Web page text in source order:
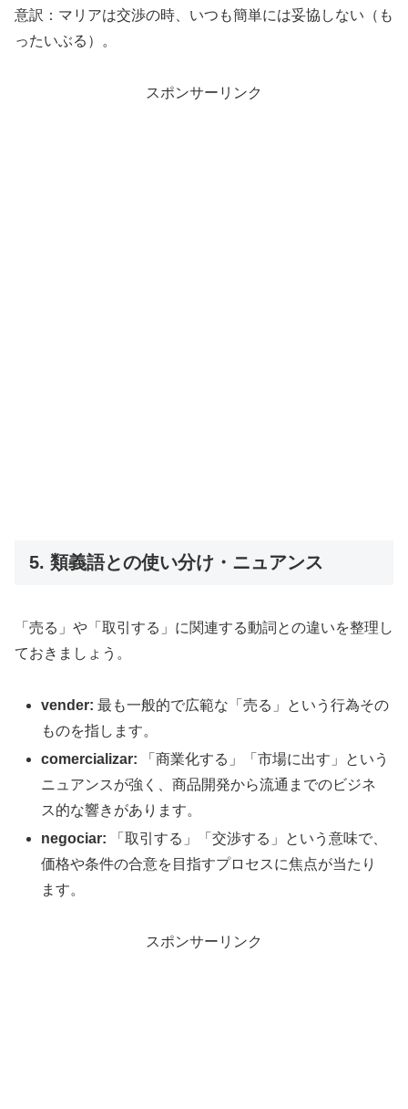
意訳：マリアは交渉の時、いつも簡単には妥協しない（も
ったいぶる）。
スポンサーリンク
5. 類義語との使い分け・ニュアンス
「売る」や「取引する」に関連する動詞との違いを整理し
ておきましょう。
vender: 最も一般的で広範な「売る」という行為その
ものを指します。
comercializar: 「商業化する」「市場に出す」という
ニュアンスが強く、商品開発から流通までのビジネ
ス的な響きがあります。
negociar: 「取引する」「交渉する」という意味で、
価格や条件の合意を目指すプロセスに焦点が当たり
ます。
スポンサーリンク